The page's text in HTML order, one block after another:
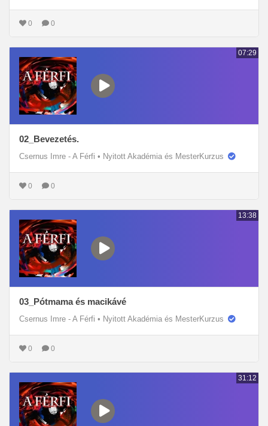
0 0
07:29
02_Bevezetés.
Csernus Imre - A Férfi • Nyitott Akadémia és MesterKurzus
0 0
13:38
03_Pótmama és macikávé
Csernus Imre - A Férfi • Nyitott Akadémia és MesterKurzus
0 0
31:12